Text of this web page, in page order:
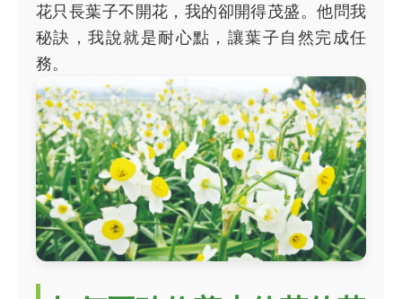
花只長葉子不開花，我的卻開得茂盛。他問我
秘訣，我說就是耐心點，讓葉子自然完成任
務。